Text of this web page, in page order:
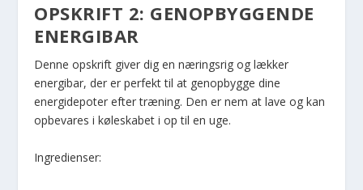
OPSKRIFT 2: GENOPBYGGENDE
ENERGIBAR
Denne opskrift giver dig en næringsrig og lækker
energibar, der er perfekt til at genopbygge dine
energidepoter efter træning. Den er nem at lave og kan
opbevares i køleskabet i op til en uge.
Ingredienser: